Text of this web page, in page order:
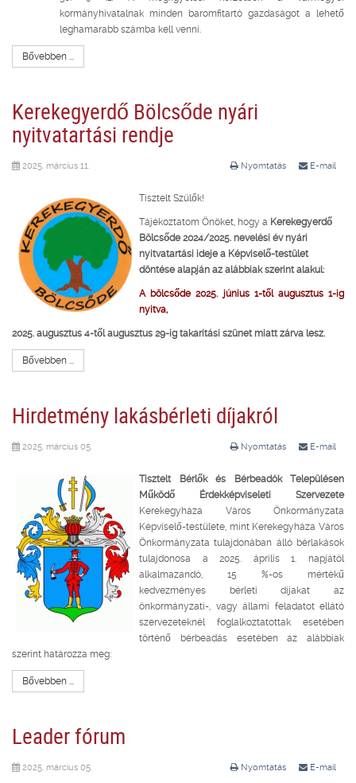
kormányhivatalnak minden baromfitartó gazdaságot a lehető
leghamarabb számba kell venni.
Bővebben ...
Kerekegyerdő Bölcsőde nyári
nyitvatartási rendje
Nyomtatás E-mail
2025. március 11.
Tisztelt Szülők!
Tájékoztatom Önöket, hogy a Kerekegyerdő
Bölcsőde 2024/2025. nevelési év nyári
nyitvatartási ideje a Képviselő-testület
döntése alapján az alábbiak szerint alakul:
A bölcsőde 2025. június 1-től augusztus 1-ig
nyitva,
2025. augusztus 4-től augusztus 29-ig takarítási szünet miatt zárva lesz.
Bővebben ...
Hirdetmény lakásbérleti díjakról
Nyomtatás E-mail
2025. március 05.
Tisztelt Bérlők és Bérbeadók Településen
Működő Érdekképviseleti Szervezete
Kerekegyháza Város Önkormányzata
Képviselő-testülete, mint Kerekegyháza Város
Önkormányzata tulajdonában álló bérlakások
tulajdonosa a 2025. április 1. napjától
alkalmazandó, 15 %-os mértékű
kedvezményes bérleti díjakat az
önkormányzati-, vagy állami feladatot ellátó
szervezeteknél foglalkoztatottak esetében
történő bérbeadás esetében az alábbiak
szerint határozza meg:
Bővebben ...
Leader fórum
Nyomtatás E-mail
2025. március 05.